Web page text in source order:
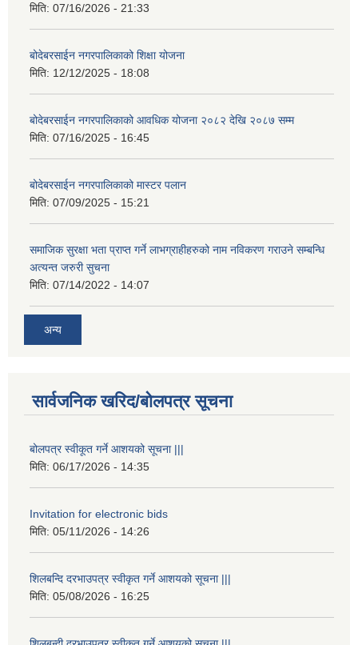
मिति: 07/16/2026 - 21:33
बोदेबरसाईन नगरपालिकाको शिक्षा योजना
मिति: 12/12/2025 - 18:08
बोदेबरसाईन नगरपालिकाको आवधिक योजना २०८२ देखि २०८७ सम्म
मिति: 07/16/2025 - 16:45
बोदेबरसाईन नगरपालिकाको मास्टर पलान
मिति: 07/09/2025 - 15:21
समाजिक सुरक्षा भता प्राप्त गर्ने लाभग्राहीहरुको नाम नविकरण गराउने सम्बन्धि
अत्यन्त जरुरी सुचना
मिति: 07/14/2022 - 14:07
अन्य
सार्वजनिक खरिद/बोलपत्र सूचना
बोलपत्र स्वीकूत गर्ने आशयको सूचना |||
मिति: 06/17/2026 - 14:35
Invitation for electronic bids
मिति: 05/11/2026 - 14:26
शिलबन्दि दरभाउपत्र स्वीकृत गर्ने आशयको सूचना |||
मिति: 05/08/2026 - 16:25